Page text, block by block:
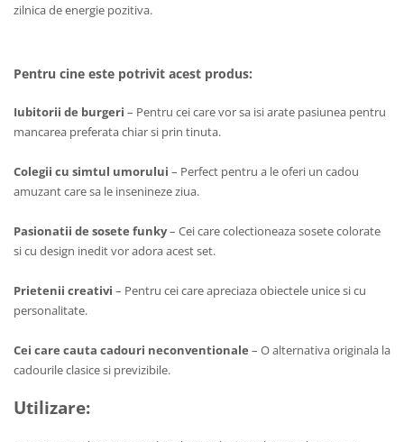
zilnica de energie pozitiva.
Pentru cine este potrivit acest produs:
Iubitorii de burgeri – Pentru cei care vor sa isi arate pasiunea pentru
mancarea preferata chiar si prin tinuta.
Colegii cu simtul umorului – Perfect pentru a le oferi un cadou
amuzant care sa le insenineze ziua.
Pasionatii de sosete funky– Cei care colectioneaza sosete colorate
si cu design inedit vor adora acest set.
Prietenii creativi – Pentru cei care apreciaza obiectele unice si cu
personalitate.
Cei care cauta cadouri neconventionale – O alternativa originala la
cadourile clasice si previzibile.
Utilizare: